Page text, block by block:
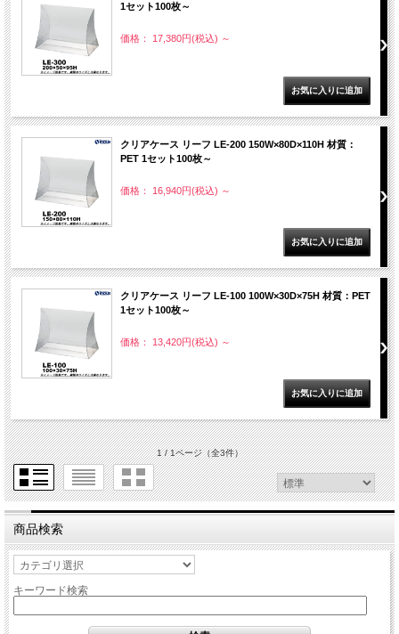
1セット100枚～
価格： 17,380円(税込) ～
クリアケース リーフ LE-200 150W×80D×110H 材質：
PET 1セット100枚～
価格： 16,940円(税込) ～
クリアケース リーフ LE-100 100W×30D×75H 材質：PET
1セット100枚～
価格： 13,420円(税込) ～
1 / 1ページ（全3件）
商品検索
キーワード検索